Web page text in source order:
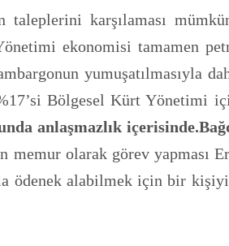
karşılaması
ekonomisi tamamen
yumuşatılmasıyla
Bölgesel Kürt Yönetimi
anlaşmazlık
olarak görev yapması
ödenek alabilmek için bir